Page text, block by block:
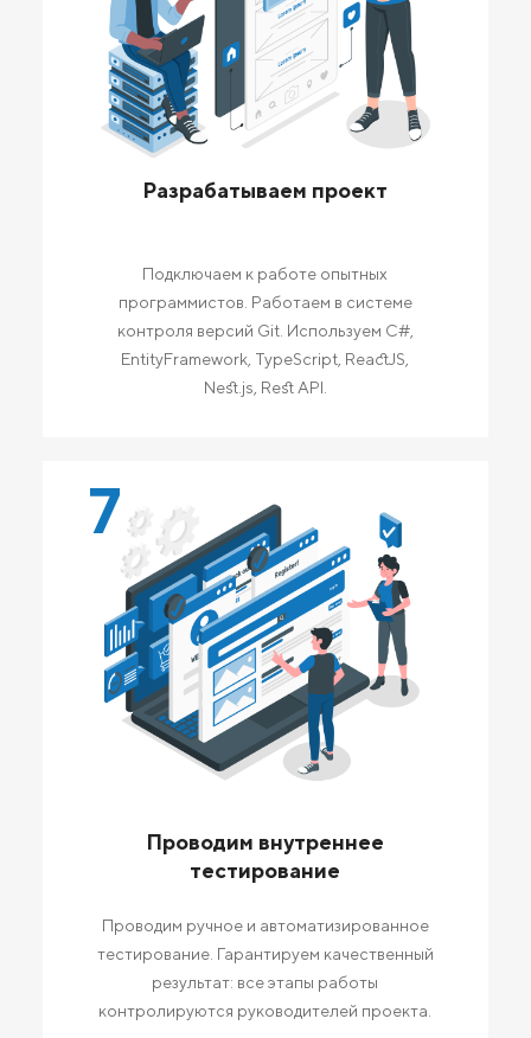
Разрабатываем проект
Подключаем к работе опытных
программистов. Работаем в системе
контроля версий Git. Используем C#,
EntityFramework, TypeScript, ReactJS,
Nest.js, Rest API.
7
Проводим внутреннее
тестирование
Проводим ручное и автоматизированное
тестирование. Гарантируем качественный
результат: все этапы работы
контролируются руководителей проекта.